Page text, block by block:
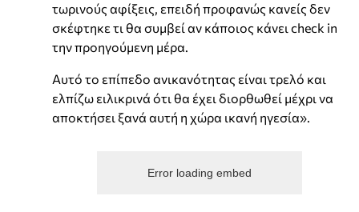
τωρινούς αφίξεις, επειδή προφανώς κανείς δεν
σκέφτηκε τι θα συμβεί αν κάποιος κάνει check in
την προηγούμενη μέρα.
Αυτό το επίπεδο ανικανότητας είναι τρελό και
ελπίζω ειλικρινά ότι θα έχει διορθωθεί μέχρι να
αποκτήσει ξανά αυτή η χώρα ικανή ηγεσία».
Error loading embed